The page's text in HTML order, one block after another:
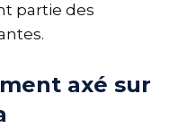
partie des
axé sur